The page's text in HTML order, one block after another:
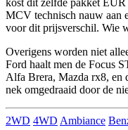
kost dit zelfde pakket
MCV technisch nauw aan
voor dit prijsverschil. Wie
Overigens worden niet
Ford haalt men de Focus
Alfa Brera, Mazda rx8, en
nek omgedraaid door de
2WD 4WD Ambiance